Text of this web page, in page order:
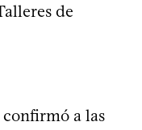
de
a las